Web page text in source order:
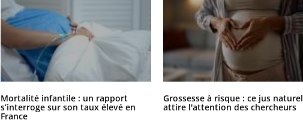
Mortalité infantile : un rapport
s’interroge sur son taux élevé en
France
Grossesse à risque : ce jus naturel
attire l'attention des chercheurs